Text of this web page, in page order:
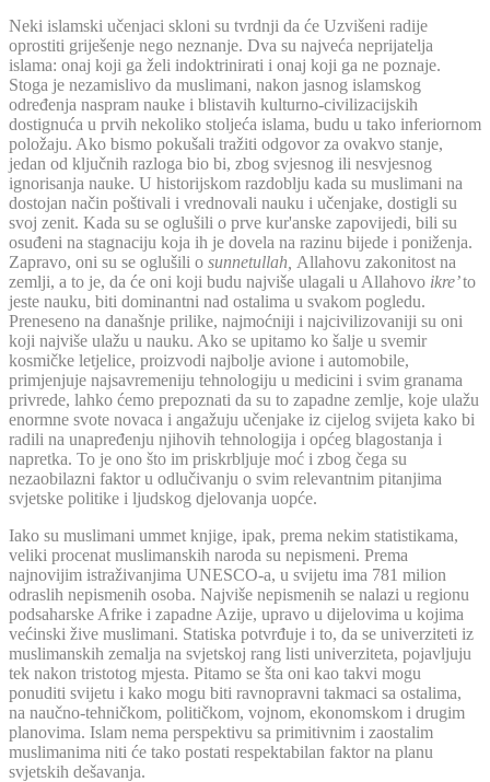
Neki islamski učenjaci skloni su tvrdnji da će Uzvišeni radije
oprostiti griješenje nego neznanje. Dva su najveća neprijatelja
islama: onaj koji ga želi indoktrinirati i onaj koji ga ne poznaje.
Stoga je nezamislivo da muslimani, nakon jasnog islamskog
određenja naspram nauke i blistavih kulturno-civilizacijskih
dostignuća u prvih nekoliko stoljeća islama, budu u tako inferiornom
položaju. Ako bismo pokušali tražiti odgovor za ovakvo stanje,
jedan od ključnih razloga bio bi, zbog svjesnog ili nesvjesnog
ignorisanja nauke. U historijskom razdoblju kada su muslimani na
dostojan način poštivali i vrednovali nauku i učenjake, dostigli su
svoj zenit. Kada su se oglušili o prve kur'anske zapovijedi, bili su
osuđeni na stagnaciju koja ih je dovela na razinu bijede i poniženja.
Zapravo, oni su se oglušili o sunnetullah, Allahovu zakonitost na
zemlji, a to je, da će oni koji budu najviše ulagali u Allahovo ikre’to
jeste nauku, biti dominantni nad ostalima u svakom pogledu.
Preneseno na današnje prilike, najmoćniji i najcivilizovaniji su oni
koji najviše ulažu u nauku. Ako se upitamo ko šalje u svemir
kosmičke letjelice, proizvodi najbolje avione i automobile,
primjenjuje najsavremeniju tehnologiju u medicini i svim granama
privrede, lahko ćemo prepoznati da su to zapadne zemlje, koje ulažu
enormne svote novaca i angažuju učenjake iz cijelog svijeta kako bi
radili na unapređenju njihovih tehnologija i općeg blagostanja i
napretka. To je ono što im priskrbljuje moć i zbog čega su
nezaobilazni faktor u odlučivanju o svim relevantnim pitanjima
svjetske politike i ljudskog djelovanja uopće.
Iako su muslimani ummet knjige, ipak, prema nekim statistikama,
veliki procenat muslimanskih naroda su nepismeni. Prema
najnovijim istraživanjima UNESCO-a, u svijetu ima 781 milion
odraslih nepismenih osoba. Najviše nepismenih se nalazi u regionu
podsaharske Afrike i zapadne Azije, upravo u dijelovima u kojima
većinski žive muslimani. Statiska potvrđuje i to, da se univerziteti iz
muslimanskih zemalja na svjetskoj rang listi univerziteta, pojavljuju
tek nakon tristotog mjesta. Pitamo se šta oni kao takvi mogu
ponuditi svijetu i kako mogu biti ravnopravni takmaci sa ostalima,
na naučno-tehničkom, političkom, vojnom, ekonomskom i drugim
planovima. Islam nema perspektivu sa primitivnim i zaostalim
muslimanima niti će tako postati respektabilan faktor na planu
svjetskih dešavanja.